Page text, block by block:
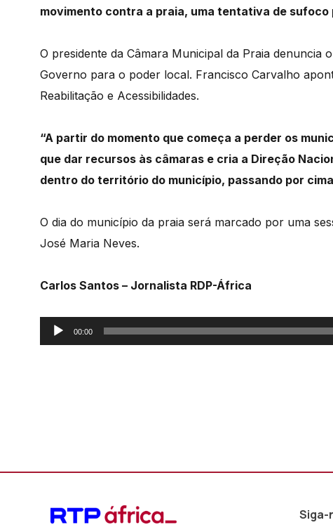
movimento contra a praia, uma tentativa de sufoco
O presidente da Câmara Municipal da Praia denuncia
Governo para o poder local. Francisco Carvalho
Reabilitação e Acessibilidades.
“A partir do momento que começa a perder os
que dar recursos às câmaras e cria a Direção
dentro do território do município, passando por
O dia do município da praia será marcado por uma
José Maria Neves.
Carlos Santos – Jornalista RDP-África
Reprodutor
de
00:00
Siga-